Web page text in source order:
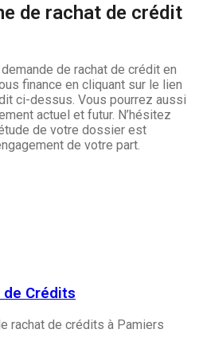
de rachat de crédit
de rachat de crédit en
finance en cliquant sur le lien
ci-dessus. Vous pourrez aussi
actuel et futur. N’hésitez
de votre dossier est
de votre part.
de Crédits
rachat de crédits à Pamiers